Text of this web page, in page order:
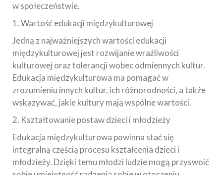
w społeczeństwie.
1. Wartość edukacji międzykulturowej
Jedną z najważniejszych wartości edukacji
międzykulturowej jest rozwijanie wrażliwości
kulturowej oraz tolerancji wobec odmiennych kultur.
Edukacja międzykulturowa ma pomagać w
zrozumieniu innych kultur, ich różnorodności, a także
wskazywać, jakie kultury mają wspólne wartości.
2. Kształtowanie postaw dzieci i młodzieży
Edukacja międzykulturowa powinna stać się
integralną częścią procesu kształcenia dzieci i
młodzieży. Dzięki temu młodzi ludzie mogą przyswoić